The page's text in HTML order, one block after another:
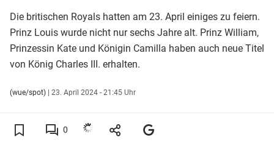
Die britischen Royals hatten am 23. April einiges zu feiern.
Prinz Louis wurde nicht nur sechs Jahre alt. Prinz William,
Prinzessin Kate und Königin Camilla haben auch neue Titel
von König Charles III. erhalten.
(wue/spot) | 23. April 2024 - 21:45 Uhr
0